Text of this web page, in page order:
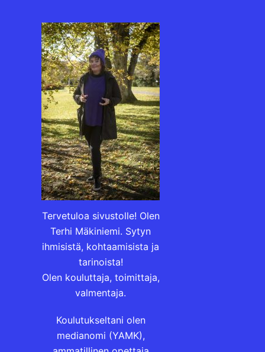
Tervetuloa sivustolle! Olen
Terhi Mäkiniemi. Sytyn
ihmisistä, kohtaamisista ja
tarinoista!
Olen kouluttaja, toimittaja,
valmentaja.
Koulutukseltani olen
medianomi (YAMK),